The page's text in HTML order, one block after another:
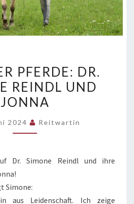
DER
PFERDE:
DR.
REINDL
PFERDE: DR.
REINDL UND
JONNA
2024 Reitwartin
Dr. Simone Reindl und ihre
Simone:
aus Leidenschaft. Ich zeige